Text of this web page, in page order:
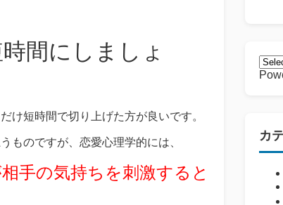
間にしましょ
け短時間で切り上げた方が良いです。
ものですが、恋愛心理学的には、
手の気持ちを刺激すると
カ